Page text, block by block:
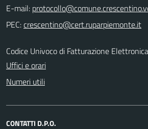
E-mail:
PEC:
Codice Univoco di Fatturazione
Uffici e orari
Numeri utili
CONTATTI D.P.O.